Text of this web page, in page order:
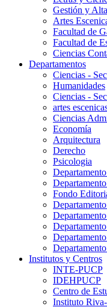
Gestión y
Artes
Facultad de
Facultad de
Ciencias
Departamentos
Ciencias -
Humanidades
Ciencias -
artes
Ciencias
Economía
Arquitectura
Derecho
Psicologia
Fondo
Institutos y Centros
INTE-PUCP
IDEHPUCP
Centro de
Instituto